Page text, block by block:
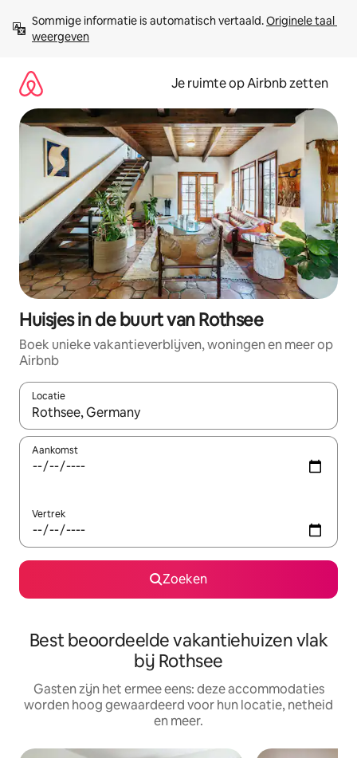
direct
naar
Sommige informatie is automatisch vertaald. Originele taal
weergeven
Je ruimte op Airbnb zetten
Huisjes in de buurt van Rothsee
Boek unieke vakantieverblijven, woningen en meer op
Airbnb
Locatie
Wanneer er suggesties beschikbaar zijn, maak je een keuze
Aankomst
Vertrek
Zoeken
Best beoordeelde vakantiehuizen vlak
bij Rothsee
Gasten zijn het ermee eens: deze accommodaties
worden hoog gewaardeerd voor hun locatie, netheid
en meer.